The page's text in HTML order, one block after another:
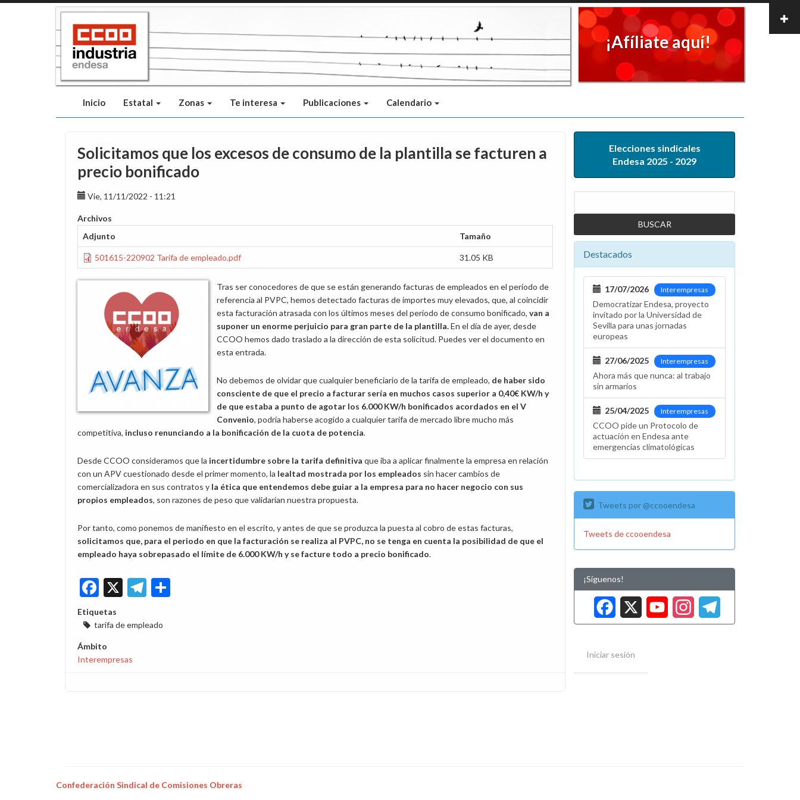
¡Afíliate aquí!
Inicio Estatal Zonas Te interesa Publicaciones Calendario
Solicitamos que los excesos de consumo de la plantilla se facturen a
precio bonificado
Vie, 11/11/2022 - 11:21
Archivos
Adjunto
Tamaño
501615-220902 Tarifa de empleado.pdf 31.05 KB
Tras ser conocedores de que se están generando facturas de empleados en el período de
referencia al PVPC, hemos detectado facturas de importes muy elevados, que, al coincidir
esta facturación atrasada con los últimos meses del período de consumo bonificado, van a
suponer un enorme perjuicio para gran parte de la plantilla.En el día de ayer, desde
CCOO hemos dado traslado a la dirección de esta solicitud. Puedes ver el documento en
esta entrada.
No debemos de olvidar que cualquier beneficiario de la tarifa de empleado, de haber sido
consciente de que el precio a facturar sería en muchos casos superior a 0,40€ KW/h y
de que estaba a punto de agotar los 6.000 KW/h bonificados acordados en el V
Convenio, podría haberse acogido a cualquier tarifa de mercado libre mucho más
competitiva, incluso renunciando a la bonificación de la cuota de potencia.
Desde CCOO consideramos que la incertidumbre sobre la tarifa definitiva que iba a aplicar finalmente la empresa en relación
con un APV cuestionado desde el primer momento, la lealtad mostrada por los empleados sin hacer cambios de
comercializadora en sus contratos y la ética que entendemos debe guiar a la empresa para no hacer negocio con sus
propios empleados, son razones de peso que validarían nuestra propuesta.
Por tanto, como ponemos de manifiesto en el escrito, y antes de que se produzca la puesta al cobro de estas facturas,
solicitamos que, para el periodo en que la facturación se realiza al PVPC, no se tenga en cuenta la posibilidad de que el
empleado haya sobrepasado el límite de 6.000 KW/h y se facture todo a precio bonificado.
Facebook
X Telegram
Etiquetas
tarifa de empleado
Ámbito
Interempresas
Elecciones sindicales
Endesa 2025 - 2029
Destacados
Interempresas
17/07/2026
Democratizar Endesa, proyecto
invitado por la Universidad de
Sevilla para unas jornadas
europeas
Interempresas
27/06/2025
Ahora más que nunca: al trabajo
sin armarios
Interempresas
25/04/2025
CCOO pide un Protocolo de
actuación en Endesa ante
emergencias climatológicas
Tweets por @ccooendesa
Tweets de ccooendesa
¡Síguenos!
Facebook
XYouTube
Iniciar sesión
Confederación Sindical de Comisiones Obreras